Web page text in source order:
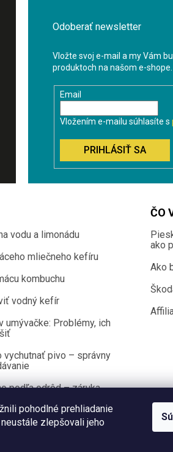
pohodlné prehliadanie
zlepšovali jeho
Odoberať newsletter
Vložte svoj e-mail a my Vám
produktoch na našom e-shope.
Email
Vložením e-mailu súhlasíte s
PRIHLÁSIŤ SA
vodu a limonádu
mliečneho kefíru
kombuchu
vodný kefír
umývačke: Problémy, ich
vychutnať pivo – správny
podľa odrôd – záruka
ČO
ako
Ako